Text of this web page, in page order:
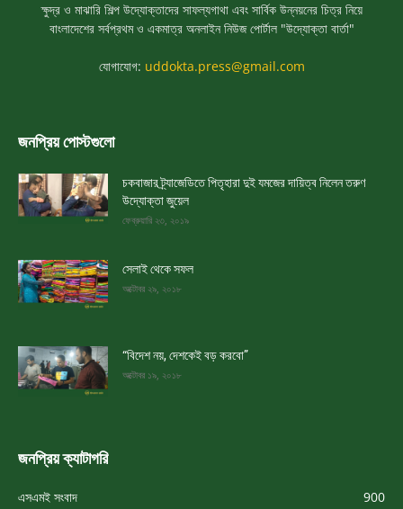
ক্ষুদ্র ও মাঝারি শিল্প উদ্যোক্তাদের সাফল্যগাথা এবং সার্বিক উন্নয়নের চিত্র নিয়ে
বাংলাদেশের সর্বপ্রথম ও একমাত্র অনলাইন নিউজ পোর্টাল "উদ্যোক্তা বার্তা"
যোগাযোগ: uddokta.press@gmail.com
জনপ্রিয় পোস্টগুলো
চকবাজার ট্র্যাজেডিতে পিতৃহারা দুই যমজের দায়িত্ব নিলেন তরুণ
উদ্যোক্তা জুয়েল
ফেব্রুয়ারি ২৩, ২০১৯
সেলাই থেকে সফল
অক্টোবর ২৯, ২০১৮
“বিদেশ নয়, দেশকেই বড় করবো”
অক্টোবর ১৯, ২০১৮
জনপ্রিয় ক্যাটাগরি
এসএমই সংবাদ 900